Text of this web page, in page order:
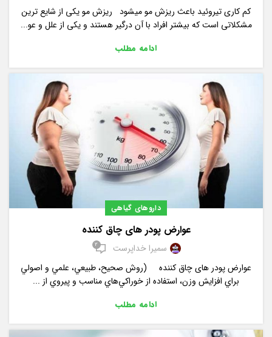
کم کاری تیروئید باعث ریزش مو میشود ریزش مو یکی از شایع ترین
مشکلاتی است که بیشتر افراد با آن درگیر هستند و یکی از علل و عو...
ادامه مطلب
داروهای گیاهی
عوارض پودر های چاق کننده
سمیرا خداپرست 2
عوارض پودر های چاق کننده (روش صحيح، طبيعي، علمي و اصولي
براي افزايش وزن، استفاده از خوراکي‌هاي مناسب و پيروي از ...
ادامه مطلب